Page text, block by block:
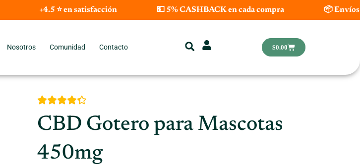
+4.5 ⭐ en satisfacción 💵 5% CASHBACK en cada compra 📦
Nosotros Comunidad Contacto $0.00Carrito
CBD Gotero para Mascotas
450mg